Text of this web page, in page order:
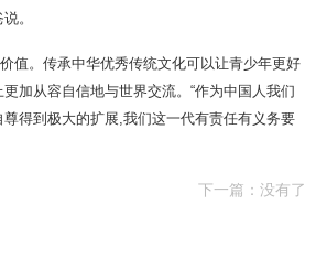
。
值。传承中华优秀传统文化可以让青少年更好
加从容自信地与世界交流。“作为中国人我们
得到极大的扩展,我们这一代有责任有义务要
下一篇：没有了